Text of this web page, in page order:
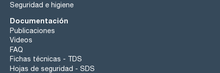
Seguridad e higiene
Documentación
Publicaciones
Videos
FAQ
Fichas técnicas - TDS
Hojas de seguridad - SDS